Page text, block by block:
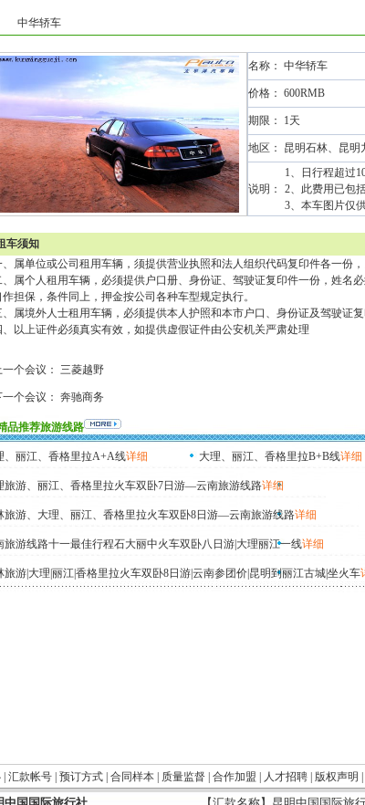
中华轿车
名称： 中华轿车
价格： 600RMB
期限： 1天
地区： 昆明石林、昆明
说明：
1、日行程超过
2、此费用已包
3、本车图片仅
车须知
、属单位或公司租用车辆，须提供营业执照和法人组织代码复印件各一份，
、属个人租用车辆，必须提供户口册、身份证、驾驶证复印件一份，姓名
作担保，条件同上，押金按公司各种车型规定执行。
、属境外人士租用车辆，必须提供本人护照和本市户口、身份证及驾驶证复
、以上证件必须真实有效，如提供虚假证件由公安机关严肃处理
一个会议： 三菱越野
一个会议： 奔驰商务
品推荐旅游线路
详细
、丽江、香格里拉A+A线 详细
大理、丽江、香格里拉B+B线
详细
旅游、丽江、香格里拉火车双卧7日游—云南旅游线路
详细
旅游、大理、丽江、香格里拉火车双卧8日游—云南旅游线路
详细
旅游线路十一最佳行程石大丽中火车双卧八日游|大理丽江一线
旅游|大理|丽江|香格里拉火车双卧8日游|云南参团价|昆明到丽江古城|坐火车
汇款帐号 预订方式 合同样本 质量监督 合作加盟 人才招聘 版权声明